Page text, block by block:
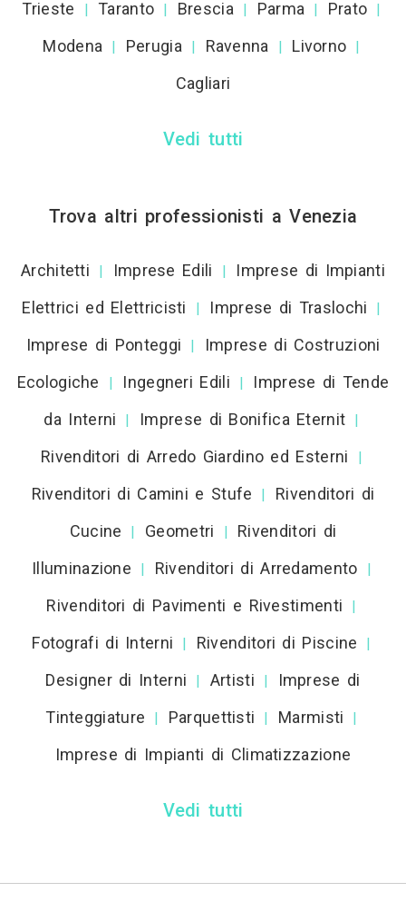
Trieste | Taranto | Brescia | Parma | Prato |
Modena | Perugia | Ravenna | Livorno |
Cagliari
Vedi tutti
Trova altri professionisti a Venezia
Architetti | Imprese Edili |
Imprese di Impianti
Elettrici ed Elettricisti
| Imprese di Traslochi |
Imprese di Ponteggi |
Imprese di Costruzioni
Ecologiche
| Ingegneri Edili |
Imprese di Tende
da Interni
| Imprese di Bonifica Eternit |
Rivenditori di Arredo Giardino ed Esterni |
Rivenditori di Camini e Stufe |
Rivenditori di
Cucine
| Geometri |
Rivenditori di
Illuminazione
| Rivenditori di Arredamento |
Rivenditori di Pavimenti e Rivestimenti |
Fotografi di Interni | Rivenditori di Piscine |
Designer di Interni | Artisti |
Imprese di
Tinteggiature
| Parquettisti | Marmisti |
Imprese di Impianti di Climatizzazione
Vedi tutti